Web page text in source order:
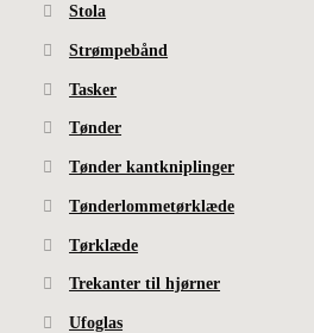
Stola
Strømpebånd
Tasker
Tønder
Tønder kantkniplinger
Tønderlommetørklæde
Tørklæde
Trekanter til hjørner
Ufoglas